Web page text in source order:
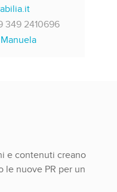
349 2410696
e contenuti creano
le nuove PR per un